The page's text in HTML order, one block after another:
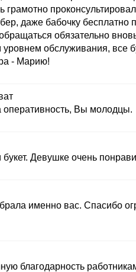
грамотно
даже бабочку бесплатно
обязательно
уровнем обслуживания, все
- Марию!
Вы молодцы.
Девушке очень
именно вас. Спасибо
благодарность